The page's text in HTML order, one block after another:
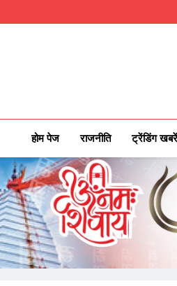
होम पेज राजनीति ट्रेंडिंग खबरें